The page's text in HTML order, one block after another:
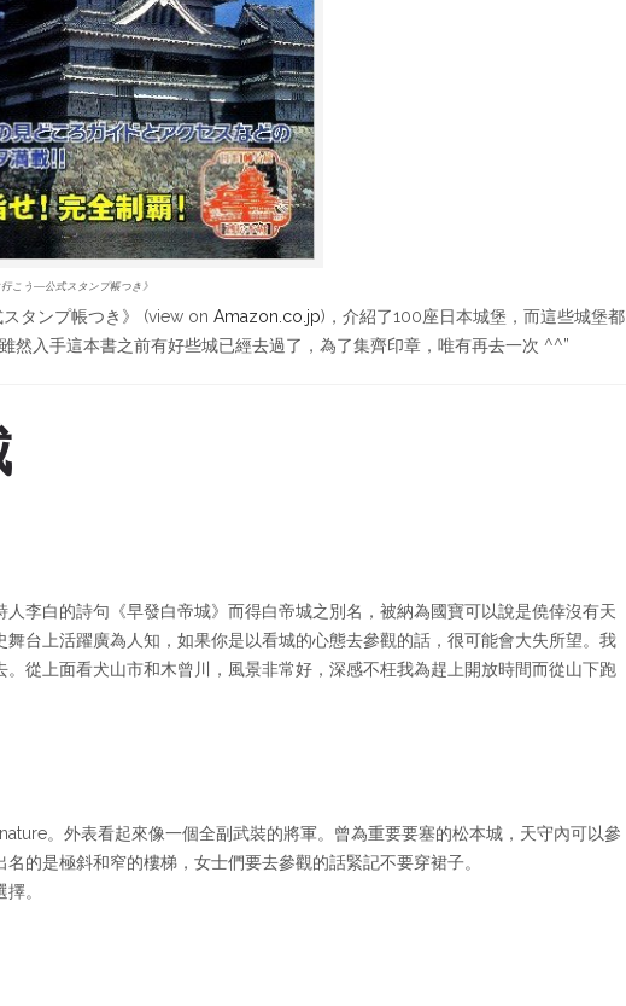
こう―公式スタンプ帳つき》
タンプ帳つき》 (view on Amazon.co.jp)，介紹了100座日本城堡，而這些城堡都
然入手這本書之前有好些城已經去過了，為了集齊印章，唯有再去一次 ^^”
李白的詩句《早發白帝城》而得白帝城之別名，被納為國寶可以說是僥倖沒有天
台上活躍廣為人知，如果你是以看城的心態去參觀的話，很可能會大失所望。我
從上面看犬山市和木曾川，風景非常好，深感不枉我為趕上開放時間而從山下跑
。外表看起來像一個全副武裝的將軍。曾為重要要塞的松本城，天守內可以參
的是極斜和窄的樓梯，女士們要去參觀的話緊記不要穿裙子。
。